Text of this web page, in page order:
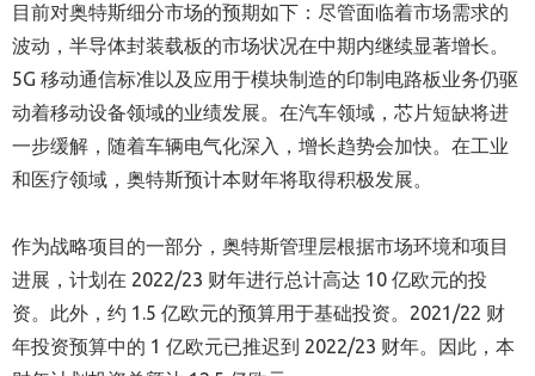
目前对奥特斯细分市场的预期如下：尽管面临着市场需求的
波动，半导体封装载板的市场状况在中期内继续显著增长。
5G 移动通信标准以及应用于模块制造的印制电路板业务仍驱
动着移动设备领域的业绩发展。在汽车领域，芯片短缺将进
一步缓解，随着车辆电气化深入，增长趋势会加快。在工业
和医疗领域，奥特斯预计本财年将取得积极发展。
作为战略项目的一部分，奥特斯管理层根据市场环境和项目
进展，计划在 2022/23 财年进行总计高达 10 亿欧元的投
资。此外，约 1.5 亿欧元的预算用于基础投资。2021/22 财
年投资预算中的 1 亿欧元已推迟到 2022/23 财年。因此，本